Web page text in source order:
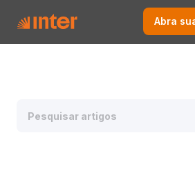
Abra